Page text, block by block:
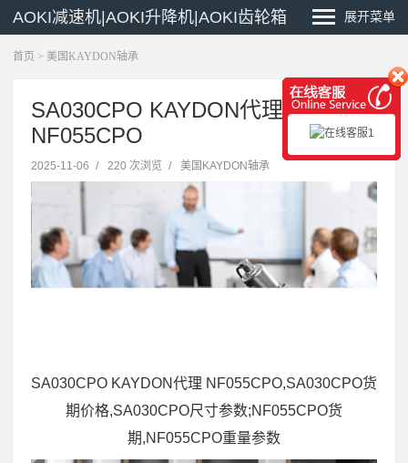
AOKI减速机|AOKI升降机|AOKI齿轮箱 展开菜单
首页 > 美国KAYDON轴承
SA030CPO KAYDON代理
NF055CPO
2025-11-06 / 220 次浏览 / 美国KAYDON轴承
SA030CPO KAYDON代理 NF055CPO,SA030CPO货
期价格,SA030CPO尺寸参数;NF055CPO货
期,NF055CPO重量参数